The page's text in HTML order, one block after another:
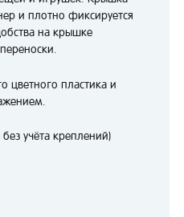
и плотно фиксируется
на крышке
цветного пластика и
учёта креплений)